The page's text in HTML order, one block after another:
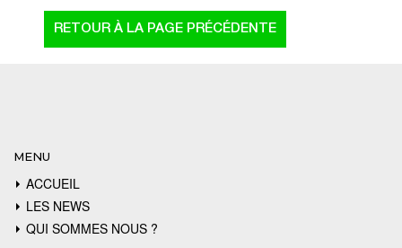
MENU
ACCUEIL
LES NEWS
QUI SOMMES NOUS ?